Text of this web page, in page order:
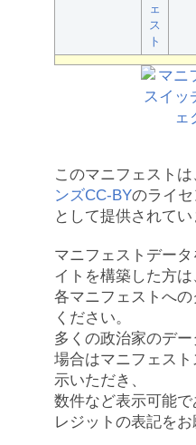
ェ
ス
ト
このマニフェストは
ンズCC-BYのライ
として提供されてい
マニフェストデー
イトを構築した方は
各マニフェストへ
ください。
多くの政治家のデ
場合はマニフェス
示いただき、
数件など表示可能
レジットの表記をお